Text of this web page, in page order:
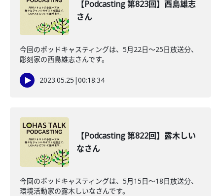
【Podcasting 第823回】西島雄志
さん
今回のポッドキャスティングは、5月22日〜25日放送分、
彫刻家の西島雄志さんです。
2023.05.25 |00:18:34
【Podcasting 第822回】露木しい
なさん
今回のポッドキャスティングは、5月15日〜18日放送分、
環境活動家の露木しいなさんです。